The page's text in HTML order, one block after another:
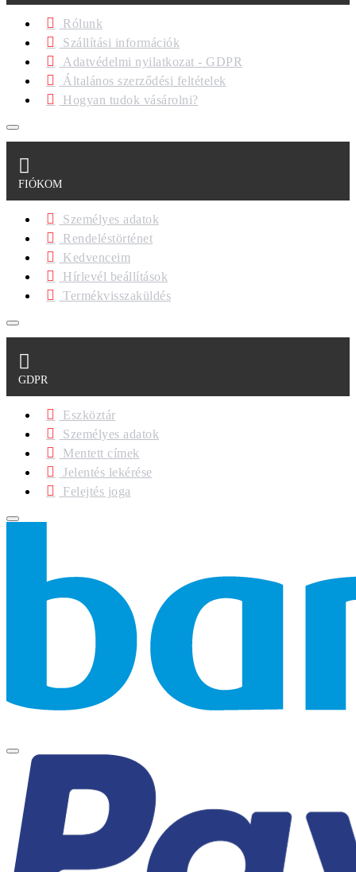
Rólunk
Szállítási információk
Adatvédelmi nyilatkozat - GDPR
Általános szerződési feltételek
Hogyan tudok vásárolni?
FIÓKOM
Személyes adatok
Rendeléstörténet
Kedvenceim
Hírlevél beállítások
Termékvisszaküldés
GDPR
Eszköztár
Személyes adatok
Mentett címek
Jelentés lekérése
Felejtés joga